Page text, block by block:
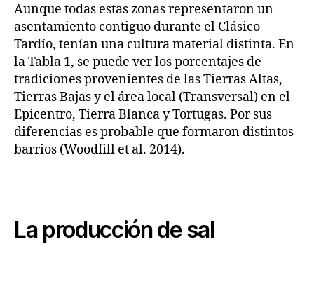
Aunque todas estas zonas representaron un
asentamiento contiguo durante el Clásico
Tardío, tenían una cultura material distinta. En
la Tabla 1, se puede ver los porcentajes de
tradiciones provenientes de las Tierras Altas,
Tierras Bajas y el área local (Transversal) en el
Epicentro, Tierra Blanca y Tortugas. Por sus
diferencias es probable que formaron distintos
barrios (Woodfill et al. 2014).
La producción de sal